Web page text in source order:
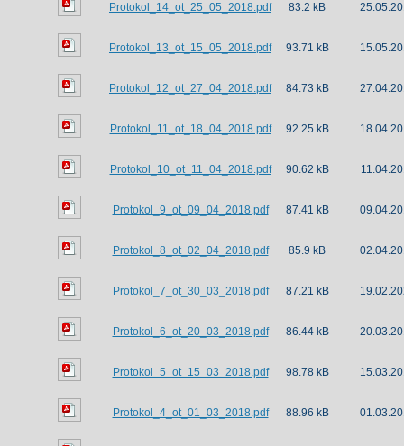
Protokol_14_ot_25_05_2018.pdf 83.2 kB
Protokol_13_ot_15_05_2018.pdf 93.71 kB
Protokol_12_ot_27_04_2018.pdf 84.73 kB
Protokol_11_ot_18_04_2018.pdf 92.25 kB
Protokol_10_ot_11_04_2018.pdf 90.62 kB
Protokol_9_ot_09_04_2018.pdf 87.41 kB
Protokol_8_ot_02_04_2018.pdf 85.9 kB
Protokol_7_ot_30_03_2018.pdf 87.21 kB
Protokol_6_ot_20_03_2018.pdf 86.44 kB
Protokol_5_ot_15_03_2018.pdf 98.78 kB
Protokol_4_ot_01_03_2018.pdf 88.96 kB